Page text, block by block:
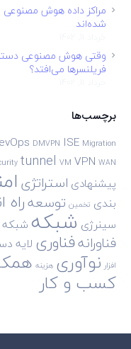
مراکز داده هوش مصنوعی
شده‌اند
وقتی هوش مصنوعی
فریلنسرها می‌افتد؟
برچسب‌ها
DMVPN ISE Migration
tunnel VM VPN WAN
پیشنهادی استراتژی
بندی تخمین توسعه
سینرژی شبکه
فناورانهفناوری لایه
افزار نوآوری هزینه
کسب و کار